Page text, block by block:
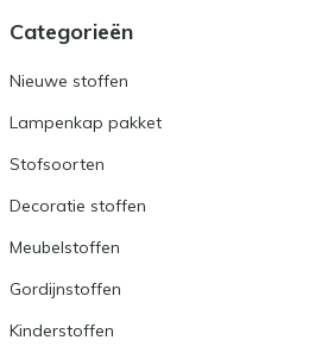
Categorieën
Nieuwe stoffen
Lampenkap pakket
Stofsoorten
Decoratie stoffen
Meubelstoffen
Gordijnstoffen
Kinderstoffen